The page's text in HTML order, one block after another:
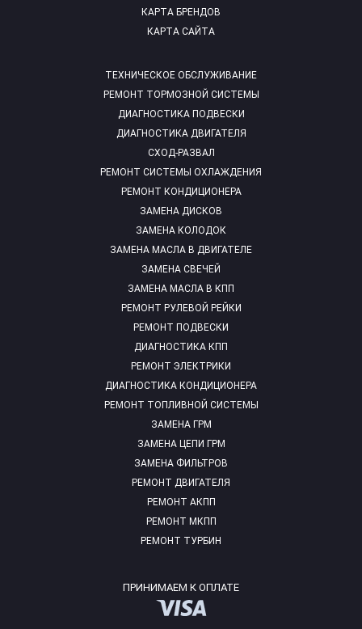
ТЕХНИЧЕСКОЕ ОБСЛУЖИВАНИЕ
РЕМОНТ ТОРМОЗНОЙ СИСТЕМЫ
ДИАГНОСТИКА ПОДВЕСКИ
ДИАГНОСТИКА ДВИГАТЕЛЯ
СХОД-РАЗВАЛ
РЕМОНТ СИСТЕМЫ ОХЛАЖДЕНИЯ
РЕМОНТ КОНДИЦИОНЕРА
ЗАМЕНА ДИСКОВ
ЗАМЕНА КОЛОДОК
ЗАМЕНА МАСЛА В ДВИГАТЕЛЕ
ЗАМЕНА СВЕЧЕЙ
ЗАМЕНА МАСЛА В КПП
РЕМОНТ РУЛЕВОЙ РЕЙКИ
РЕМОНТ ПОДВЕСКИ
ДИАГНОСТИКА КПП
РЕМОНТ ЭЛЕКТРИКИ
ДИАГНОСТИКА КОНДИЦИОНЕРА
РЕМОНТ ТОПЛИВНОЙ СИСТЕМЫ
ЗАМЕНА ГРМ
ЗАМЕНА ЦЕПИ ГРМ
ЗАМЕНА ФИЛЬТРОВ
РЕМОНТ ДВИГАТЕЛЯ
РЕМОНТ АКПП
РЕМОНТ МКПП
РЕМОНТ ТУРБИН
КАРТА БРЕНДОВ
КАРТА САЙТА
ПРИНИМАЕМ К ОПЛАТЕ